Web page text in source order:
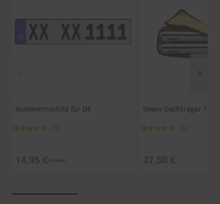
Nummernschild für DE
Bewertung:
(1)
Owen
Bewertung:
(1)